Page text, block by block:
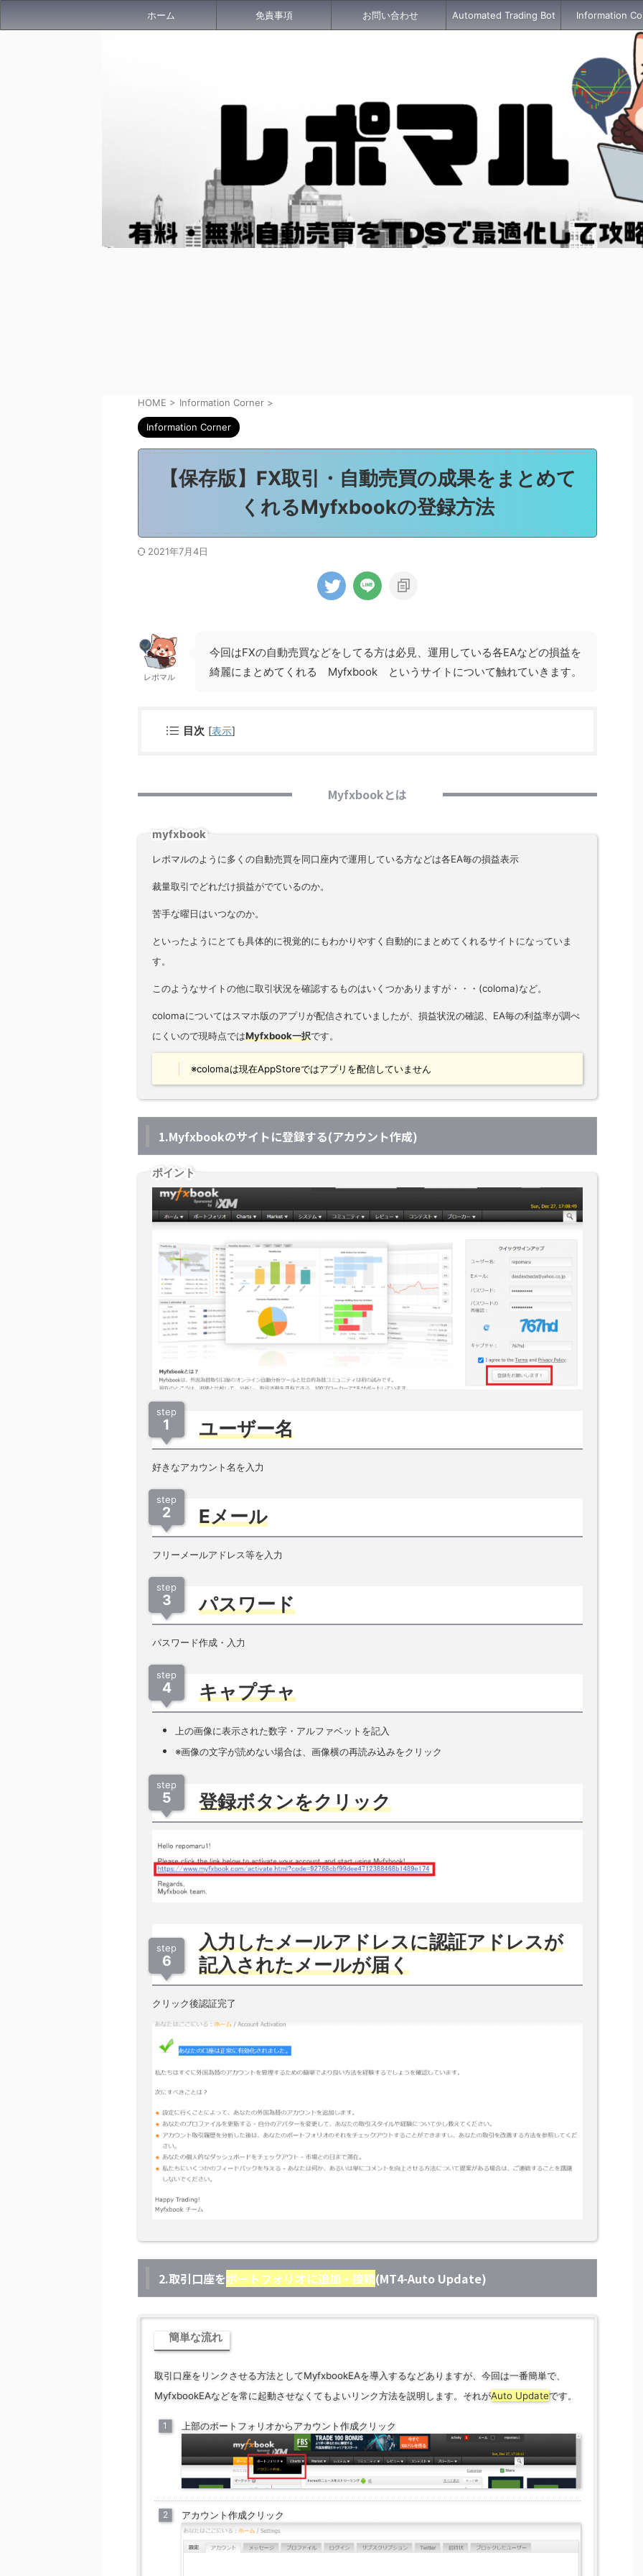
ホーム 免責事項 お問い合わせ Automated Trading Bot Information
HOME > Information Corner >
Information Corner
【保存版】FX取引・自動売買の成果をまとめて
くれるMyfxbookの登録方法
2021年7月4日
レポマル
今回はFXの自動売買などをしてる方は必見、運用している各EAなどの損益を
綺麗にまとめてくれる Myfxbook というサイトについて触れていきます。
目次 [表示]
Myfxbookとは
myfxbook
レポマルのように多くの自動売買を同口座内で運用している方などは各EA毎の損益表示
裁量取引でどれだけ損益がでているのか。
苦手な曜日はいつなのか。
といったようにとても具体的に視覚的にもわかりやすく自動的にまとめてくれるサイトになっていま
す。
このようなサイトの他に取引状況を確認するものはいくつかありますが・・・(coloma)など。
colomaについてはスマホ版のアプリが配信されていましたが、損益状況の確認、EA毎の利益率が調べ
にくいので現時点ではMyfxbook一択です。
※colomaは現在AppStoreではアプリを配信していません
1.Myfxbookのサイトに登録する(アカウント作成)
ポイント
step
1 ユーザー名
好きなアカウント名を入力
step
2 Eメール
フリーメールアドレス等を入力
step
3 パスワード
パスワード作成・入力
step
4 キャプチャ
上の画像に表示された数字・アルファベットを記入
※画像の文字が読めない場合は、画像横の再読み込みをクリック
step
5 登録ボタンをクリック
step
6
入力したメールアドレスに認証アドレスが
記入されたメールが届く
クリック後認証完了
2.取引口座をポートフォリオに追加・接続(MT4-Auto Update)
簡単な流れ
取引口座をリンクさせる方法としてMyfxbookEAを導入するなどありますが、今回は一番簡単で、
MyfxbookEAなどを常に起動させなくてもよいリンク方法を説明します。それがAuto Updateです。
上部のポートフォリオからアカウント作成クリック
アカウント作成クリック